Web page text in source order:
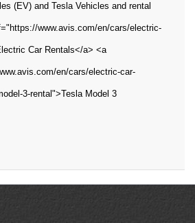
(EV) and Tesla Vehicles and rental
www.avis.com/en/cars/electric-
Car Rentals</a> <a
en/cars/electric-car-
3-rental">Tesla Model 3